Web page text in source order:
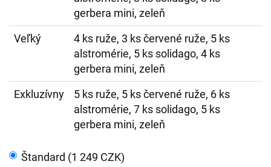
gerbera mini, zeleň
Veľký
4 ks ruže, 3 ks červené ruže, 5 ks
alstromérie, 5 ks solidago, 4 ks
gerbera mini, zeleň
Exkluzívny
5 ks ruže, 5 ks červené ruže, 6 ks
alstromérie, 7 ks solidago, 5 ks
gerbera mini, zeleň
Štandard (1 249 CZK)